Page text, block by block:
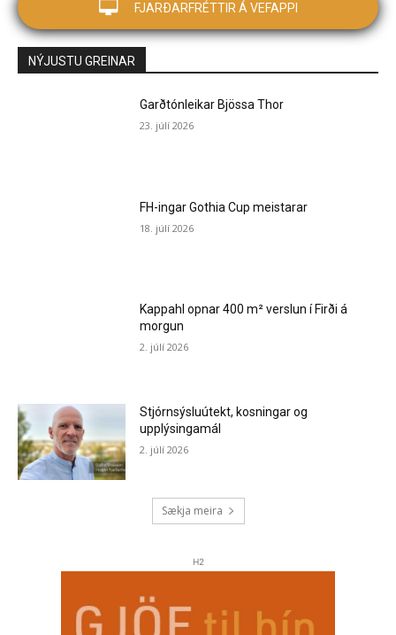
FJARÐARFRÉTTIR Á VEFAPPI
NÝJUSTU GREINAR
Garðtónleikar Bjössa Thor
23. júlí 2026
FH-ingar Gothia Cup meistarar
18. júlí 2026
Kappahl opnar 400 m² verslun í Firði á
morgun
2. júlí 2026
Stjórnsýsluútekt, kosningar og
upplýsingamál
2. júlí 2026
Sækja meira
H2